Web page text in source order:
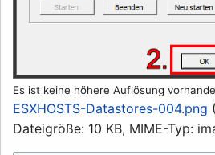
Es ist keine höhere Auflösung
ESXHOSTS-Datastores-004.png
Dateigröße: 10 KB, MIME-Typ: